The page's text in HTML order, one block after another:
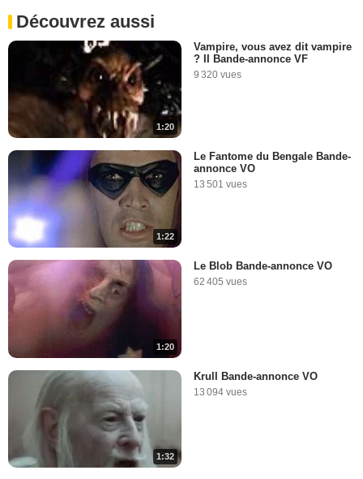
Découvrez aussi
1:20
Vampire, vous avez dit vampire
? II Bande-annonce VF
9 320 vues
1:22
Le Fantome du Bengale Bande-
annonce VO
13 501 vues
1:20
Le Blob Bande-annonce VO
62 405 vues
1:32
Krull Bande-annonce VO
13 094 vues